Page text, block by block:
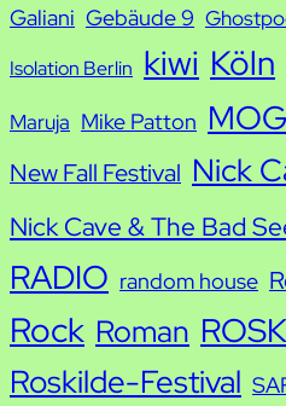
Galiani Gebäude 9
Isolation Berlin kiwi Köln
Maruja Mike Patton
New Fall Festival Nick
Nick Cave & The Bad
RADIO random house
Rock Roman
Roskilde-Festival